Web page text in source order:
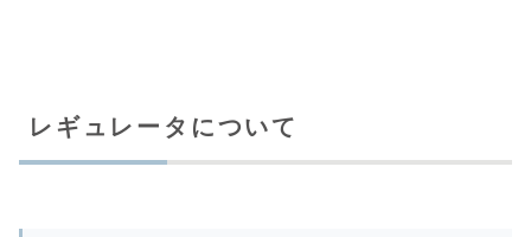
レギュレータについて